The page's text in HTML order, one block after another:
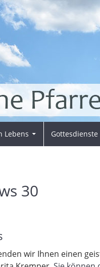
Lebens Gottesdienste
30
wir Ihnen einen